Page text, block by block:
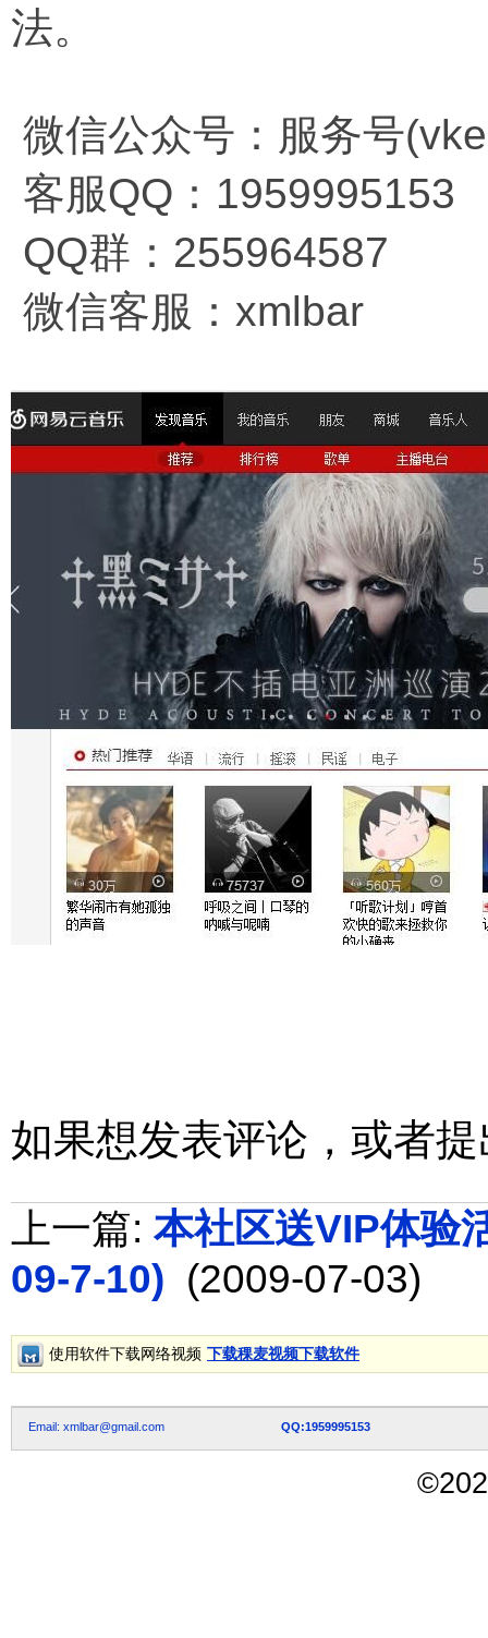
法。
微信公众号：服务号
客服QQ：1959995153
QQ群：255964587
微信客服：xmlbar
如果想发表评论，或者
上一篇: 本社区送VIP体验
09-7-10) (2009-07-03)
使用软件下载网络视频 下载稞麦视频下载软件
Email: xmlbar@gmail.com QQ:1959995153
©